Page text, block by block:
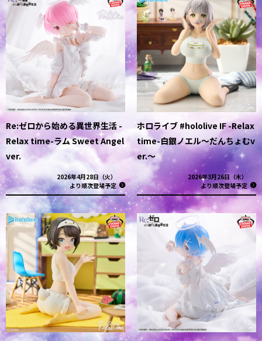
Re:ゼロから始める異世界生活 -
Relax time-ラム Sweet Angel
ver.
2026年4月28日（火）
より順次登場予定
ホロライブ #hololive IF -Relax
time-白銀ノエル～だんちょむv
er.～
2026年3月26日（木）
より順次登場予定